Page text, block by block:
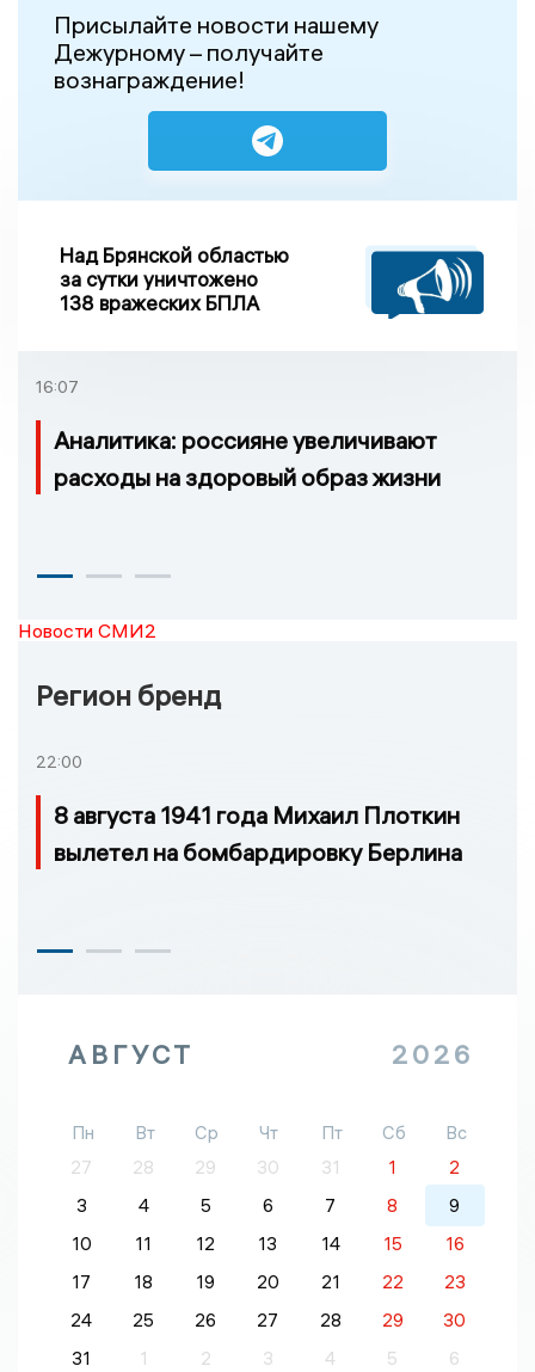
Присылайте новости нашему
Дежурному – получайте
вознаграждение!
Над Брянской областью
за сутки уничтожено
138 вражеских БПЛА
16:07
Аналитика: россияне увеличивают
расходы на здоровый образ жизни
Новости СМИ2
Регион бренд
22:00
8 августа 1941 года Михаил Плоткин
вылетел на бомбардировку Берлина
АВГУСТ 2026
Пн Вт Ср Чт Пт Сб
Вс
27
28 29 30 31 1
2
3
4 5 6 7 8
9
10
11 12 13 14 15
16
17
18 19 20 21 22
23
24
25 26 27 28 29
30
31
1 2 3 4 5 6